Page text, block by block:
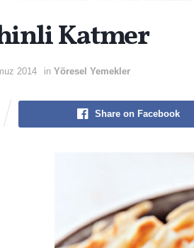
Katmer
2014 in Yöresel Yemekler
Share on Facebook